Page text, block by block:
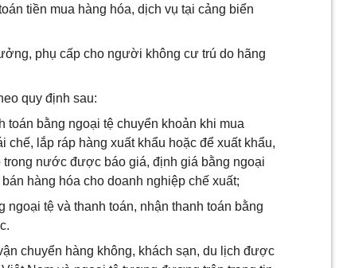
tiền mua hàng hóa, dịch vụ tại cảng biển
phụ cấp cho người không cư trú do hãng
quy định sau:
bằng ngoại tệ chuyển khoản khi mua
lắp ráp hàng xuất khẩu hoặc để xuất khẩu,
nước được báo giá, định giá bằng ngoại
hàng hóa cho doanh nghiệp chế xuất;
tệ và thanh toán, nhận thanh toán bằng
chuyển hàng không, khách sạn, du lịch được